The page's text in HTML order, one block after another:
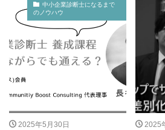
中小企業診断士になるまで
のノウハウ
2025年5月30日
2025